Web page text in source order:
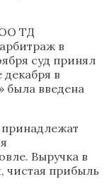
ТД
в
суд принял
в
была введена
Выручка в
чистая прибыль